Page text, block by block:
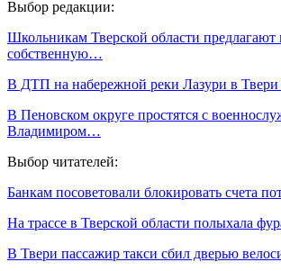
Выбор редакции:
Школьникам Тверской области предлагают
собственную…
В ДТП на набережной реки Лазури в
В Пеновском округе простятся с
Владимиром…
Выбор читателей:
Банкам посоветовали блокировать счета
На трассе в Тверской области полыхала
В Твери пассажир такси сбил дверью